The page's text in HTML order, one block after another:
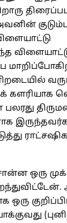
களரியாக
ஒரு
ஒரு